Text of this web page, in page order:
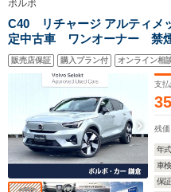
ボルボ
C40 リチャージ アルティメ
定中古車 ワンオーナー 禁
haman/kardonスピーカー
カメラ 禁煙車 インテリセ
ワーシート LEDヘッドライ
販売店保証 購入プラン付 オンライン相
支
残
年式
車検
保証